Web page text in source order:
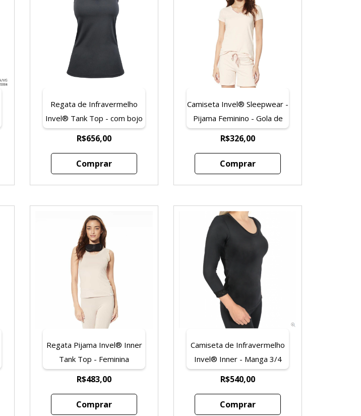
Regata de Infravermelho
Invel® Tank Top - com bojo
R$656,00
Comprar
Camiseta Invel® Sleepwear -
Pijama Feminino - Gola de
Cetim
R$326,00
Comprar
Regata Pijama Invel® Inner
Tank Top - Feminina
R$483,00
Comprar
Camiseta de Infravermelho
Invel® Inner - Manga 3/4
R$540,00
Comprar